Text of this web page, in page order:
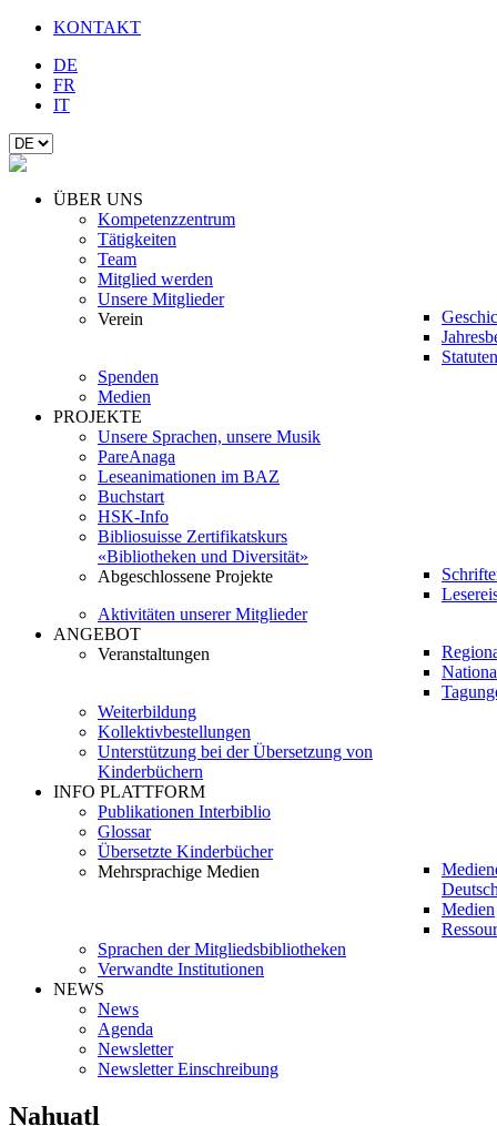
KONTAKT
DE
FR
IT
ÜBER UNS
Kompetenzzentrum
Tätigkeiten
Team
Mitglied werden
Unsere Mitglieder
Verein
Statuten
Spenden
Medien
PROJEKTE
Unsere Sprachen, unsere Musik
PareAnaga
Leseanimationen im BAZ
Buchstart
HSK-Info
Bibliosuisse Zertifikatskurs
«Bibliotheken und Diversität»
Abgeschlossene Projekte
Aktivitäten unserer Mitglieder
ANGEBOT
Veranstaltungen
Weiterbildung
Kollektivbestellungen
Unterstützung bei der Übersetzung von
Kinderbüchern
INFO PLATTFORM
Publikationen Interbiblio
Glossar
Übersetzte Kinderbücher
Mehrsprachige Medien
Medien
Sprachen der Mitgliedsbibliotheken
Verwandte Institutionen
NEWS
News
Agenda
Newsletter
Newsletter Einschreibung
Nahuatl